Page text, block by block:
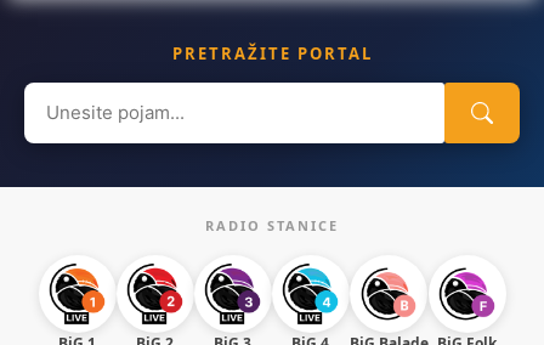
PRETRAŽITE PORTAL
Search
for:
RADIO STANICE